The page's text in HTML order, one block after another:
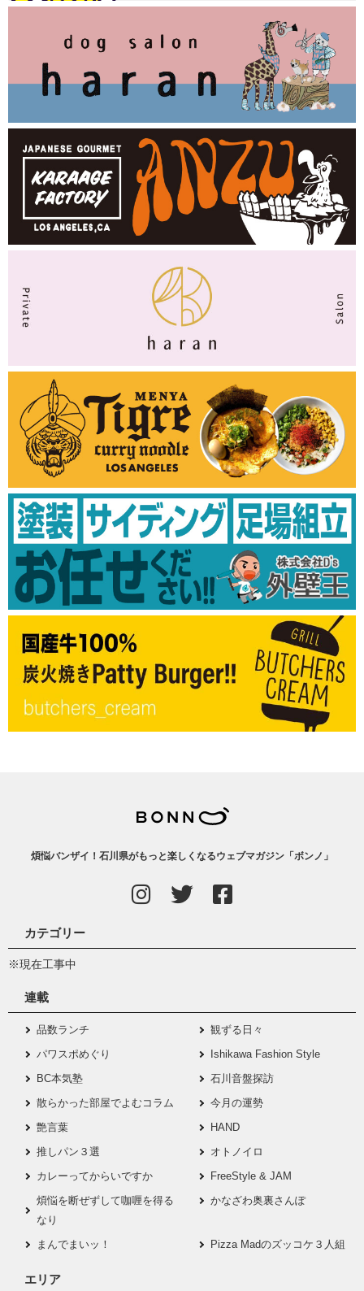
煩悩バンザイ！石川県がもっと楽しくなるウェブマガジン「ボンノ」
カテゴリー
※現在工事中
連載
品数ランチ
観ずる日々
パワスポめぐり
Ishikawa Fashion Style
BC本気塾
石川音盤探訪
散らかった部屋でよむコラム
今月の運勢
艶言葉
HAND
推しパン３選
オトノイロ
カレーってからいですか
FreeStyle & JAM
煩悩を断ぜずして咖喱を得る
なり
かなざわ奥裏さんぽ
まんでまいッ！ Pizza Madのズッコケ３人組
エリア